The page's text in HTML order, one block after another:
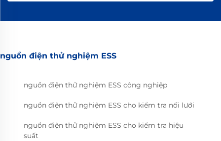
nguồn điện thử nghiệm ESS
nguồn điện thử nghiệm ESS công nghiệp
nguồn điện thử nghiệm ESS cho kiểm tra nối lưới
nguồn điện thử nghiệm ESS cho kiểm tra hiệu
suất